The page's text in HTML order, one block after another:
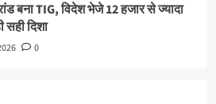
बना TIG, विदेश भेजे 12 हजार से ज्यादा
सही दिशा
0